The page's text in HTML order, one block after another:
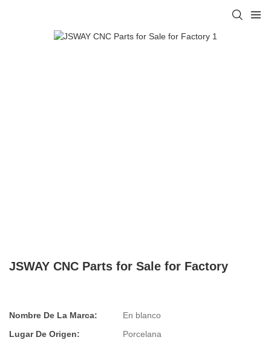
JSWAY CNC Parts for Sale for Factory
Nombre De La Marca:
En blanco
Lugar De Origen:
Porcelana